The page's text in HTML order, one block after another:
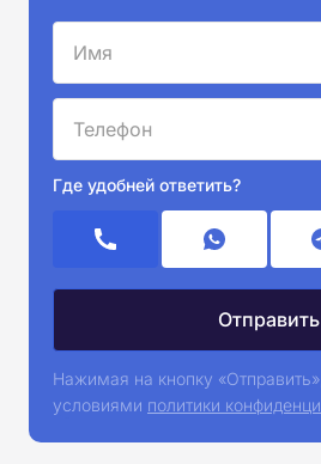
Где удобней ответить?
Нажимая на кнопку
условиями политики